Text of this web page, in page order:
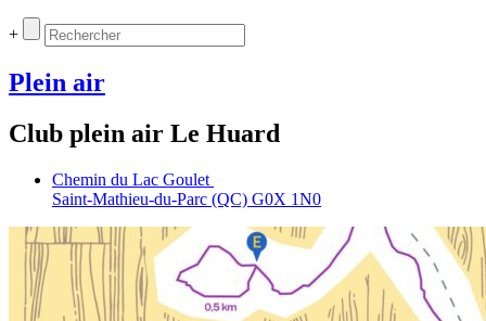
+
Plein air
Club plein air Le Huard
Chemin du Lac Goulet
Saint‑Mathieu‑du‑Parc (QC) G0X 1N0